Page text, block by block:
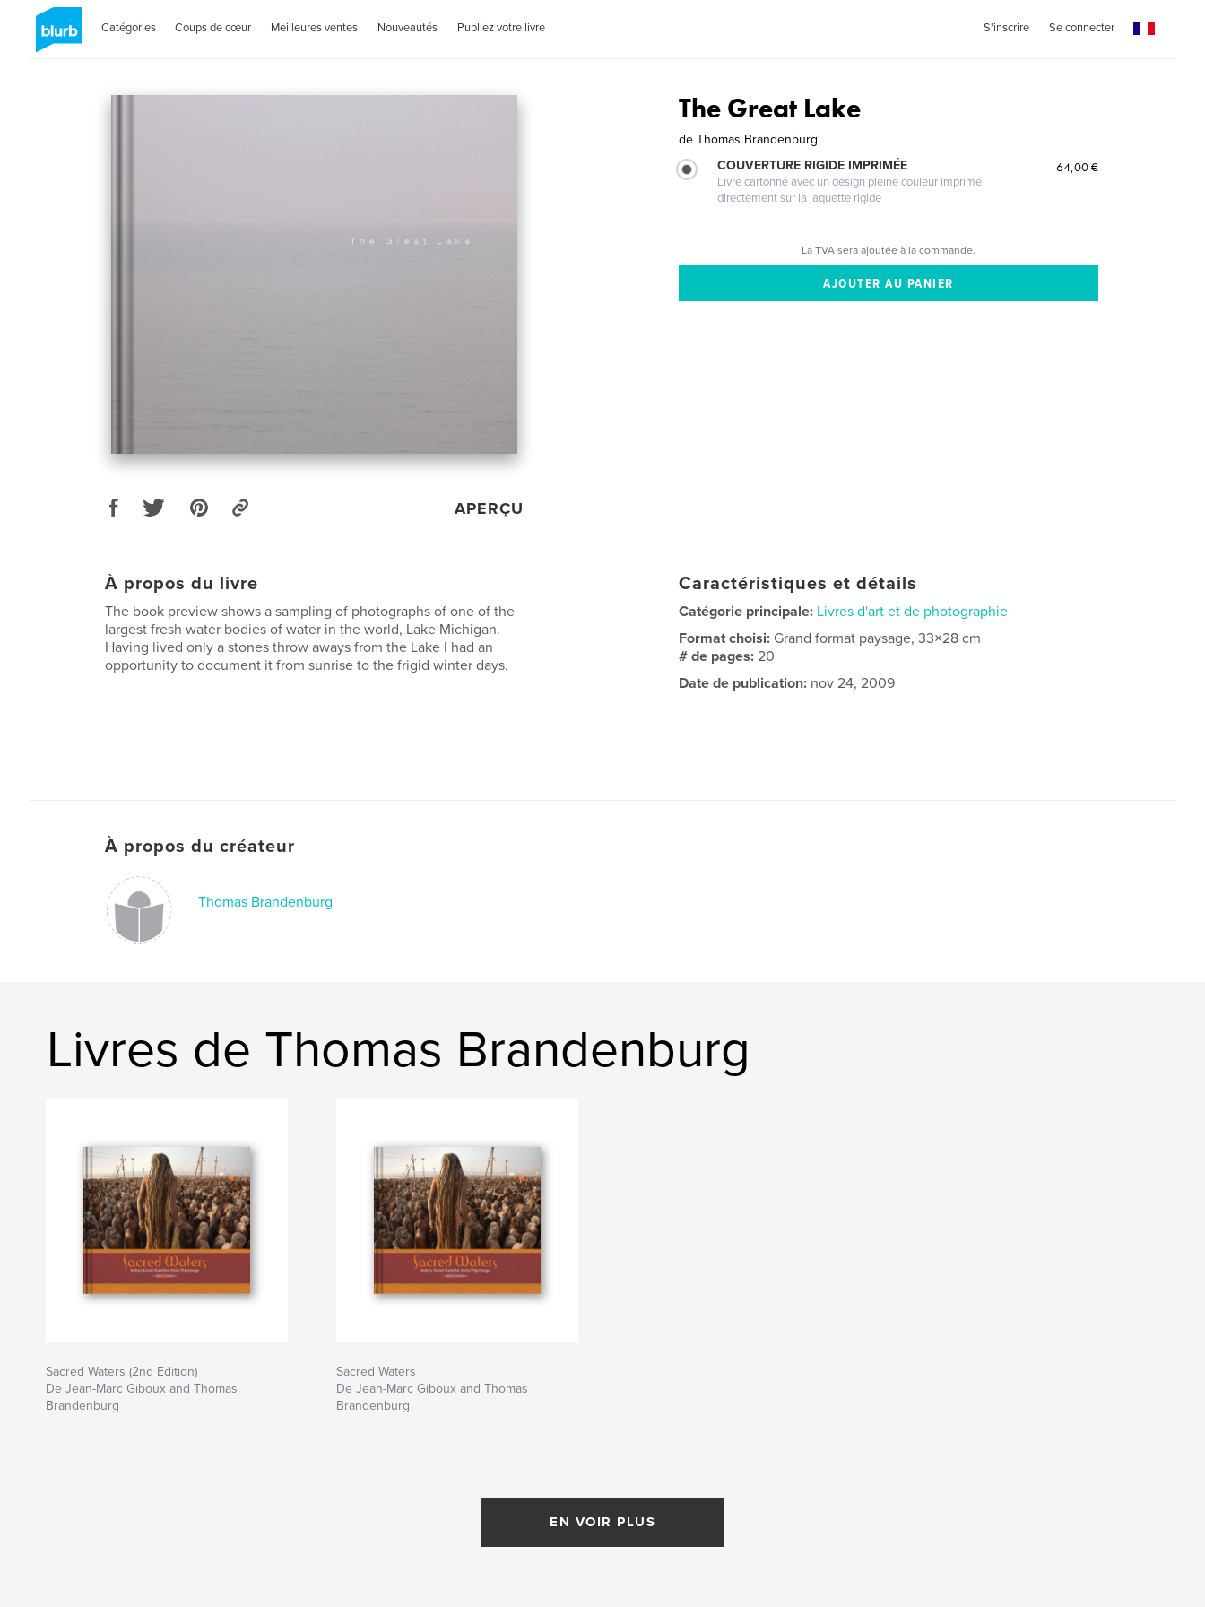
Catégories Coups de cœur Meilleures ventes Nouveautés Publiez votre livre S'inscrire Se connecter
APERÇU
The Great Lake
de Thomas Brandenburg
COUVERTURE RIGIDE IMPRIMÉE
Livre cartonné avec un design pleine couleur imprimé
directement sur la jaquette rigide
64,00 €
La TVA sera ajoutée à la commande.
À propos du livre
The book preview shows a sampling of photographs of one of the
largest fresh water bodies of water in the world, Lake Michigan.
Having lived only a stones throw aways from the Lake I had an
opportunity to document it from sunrise to the frigid winter days.
Caractéristiques et détails
Catégorie principale: Livres d'art et de photographie
Format choisi: Grand format paysage, 33×28 cm
# de pages:20
Date de publication: nov 24, 2009
À propos du créateur
Thomas Brandenburg
Livres de Thomas Brandenburg
Sacred Waters (2nd Edition)
De Jean-Marc Giboux and Thomas
Brandenburg
Sacred Waters
De Jean-Marc Giboux and Thomas
Brandenburg
EN VOIR PLUS